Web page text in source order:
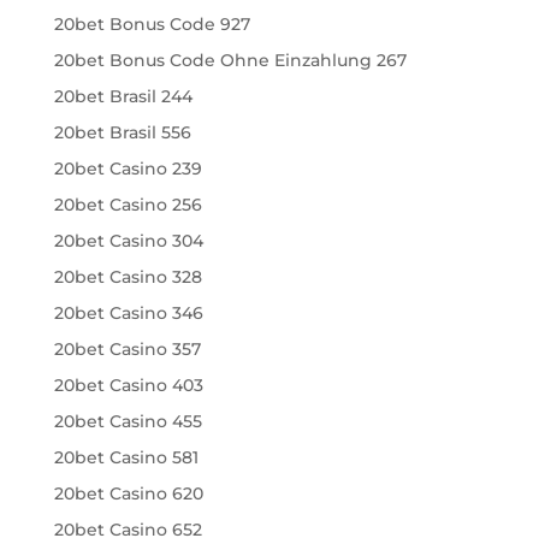
20bet Bonus Code 927
20bet Bonus Code Ohne Einzahlung 267
20bet Brasil 244
20bet Brasil 556
20bet Casino 239
20bet Casino 256
20bet Casino 304
20bet Casino 328
20bet Casino 346
20bet Casino 357
20bet Casino 403
20bet Casino 455
20bet Casino 581
20bet Casino 620
20bet Casino 652